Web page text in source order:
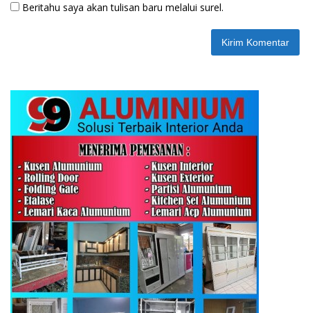
Beritahu saya akan tulisan baru melalui surel.